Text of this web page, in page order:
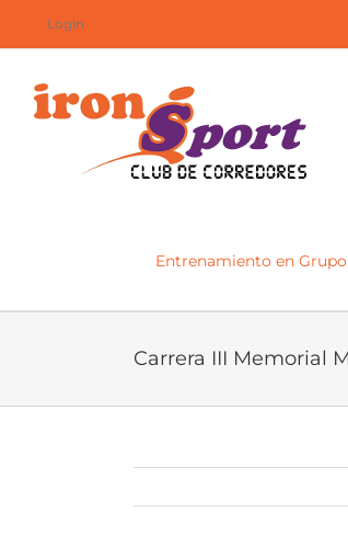
Saltar
al
Login
Entrenamiento en Grupo
Carrera III Memorial